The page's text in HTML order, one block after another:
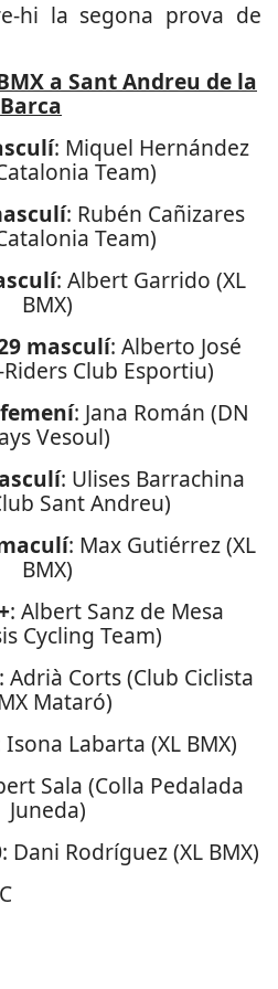
hi la segona prova de
a Sant Andreu de la
Barca
: Miquel Hernández
Team)
: Rubén Cañizares
Team)
: Albert Garrido (XL
BMX)
masculí: Alberto José
Club Esportiu)
: Jana Román (DN
Vesoul)
: Ulises Barrachina
Sant Andreu)
: Max Gutiérrez (XL
BMX)
: Albert Sanz de Mesa
Cycling Team)
: Adrià Corts (Club Ciclista
Mataró)
Isona Labarta (XL BMX)
Sala (Colla Pedalada
Juneda)
: Dani Rodríguez (XL BMX)